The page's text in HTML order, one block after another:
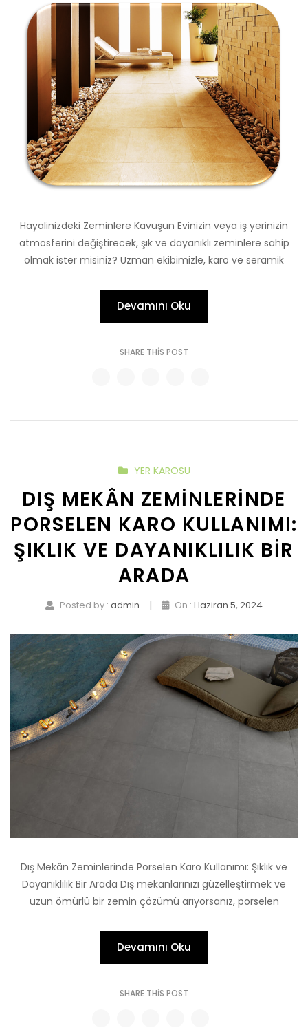
Hayalinizdeki Zeminlere Kavuşun Evinizin veya iş yerinizin
atmosferini değiştirecek, şık ve dayanıklı zeminlere sahip
olmak ister misiniz? Uzman ekibimizle, karo ve seramik
Devamını Oku
SHARE THIS POST
YER KAROSU
DIŞ MEKÂN ZEMINLERINDE
PORSELEN KARO KULLANIMI:
ŞIKLIK VE DAYANIKLILIK BIR
ARADA
Posted by : admin | On : Haziran 5, 2024
Dış Mekân Zeminlerinde Porselen Karo Kullanımı: Şıklık ve
Dayanıklılık Bir Arada Dış mekanlarınızı güzelleştirmek ve
uzun ömürlü bir zemin çözümü arıyorsanız, porselen
Devamını Oku
SHARE THIS POST